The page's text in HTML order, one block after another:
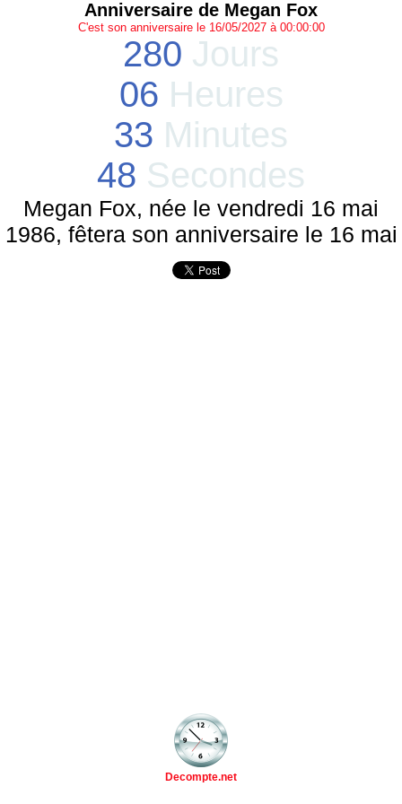
Anniversaire de Megan Fox
C'est son anniversaire le 16/05/2027 à 00:00:00
280 Jours
06 Heures
33 Minutes
48 Secondes
Megan Fox, née le vendredi 16 mai
1986, fêtera son anniversaire le 16 mai
Decompte.net